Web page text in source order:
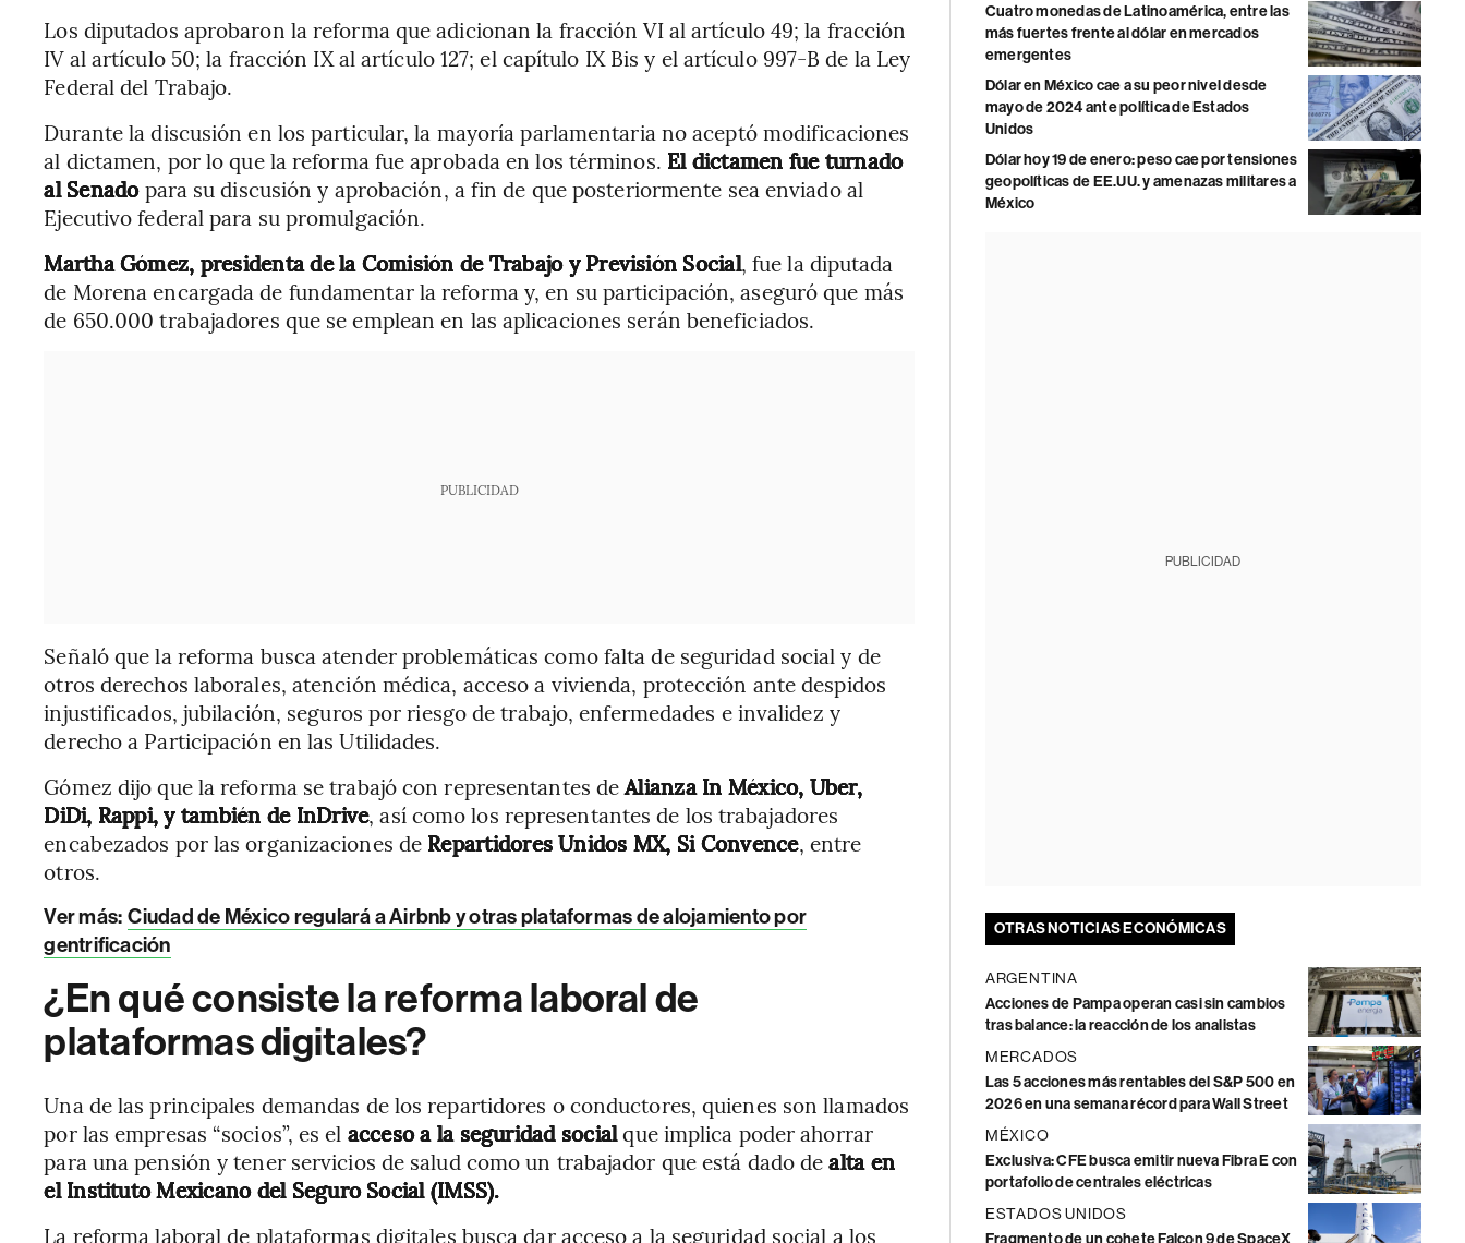
Los diputados aprobaron la reforma que adicionan la fracción VI al artículo 49; la fracción
IV al artículo 50; la fracción IX al artículo 127; el capítulo IX Bis y el artículo 997-B de la Ley
Federal del Trabajo.
Durante la discusión en los particular, la mayoría parlamentaria no aceptó modificaciones
al dictamen, por lo que la reforma fue aprobada en los términos. El dictamen fue turnado
al Senadopara su discusión y aprobación, a fin de que posteriormente sea enviado al
Ejecutivo federal para su promulgación.
Martha Gómez, presidenta de la Comisión de Trabajo y Previsión Social, fue la diputada
de Morena encargada de fundamentar la reforma y, en su participación, aseguró que más
de 650.000 trabajadores que se emplean en las aplicaciones serán beneficiados.
PUBLICIDAD
Señaló que la reforma busca atender problemáticas como falta de seguridad social y de
otros derechos laborales, atención médica, acceso a vivienda, protección ante despidos
injustificados, jubilación, seguros por riesgo de trabajo, enfermedades e invalidez y
derecho a Participación en las Utilidades.
Gómez dijo que la reforma se trabajó con representantes deAlianza In México, Uber,
DiDi, Rappi, y también de InDrive, así como los representantes de los trabajadores
encabezados por las organizaciones de Repartidores Unidos MX, Si Convence, entre
otros.
Ver más: Ciudad de México regulará a Airbnb y otras plataformas de alojamiento por
gentrificación
¿En qué consiste la reforma laboral de
plataformas digitales?
Una de las principales demandas de los repartidores o conductores, quienes son llamados
por las empresas “socios”, es el acceso a la seguridad socialque implica poder ahorrar
para una pensión y tener servicios de salud como un trabajador que está dado dealta en
el Instituto Mexicano del Seguro Social (IMSS).
La reforma laboral de plataformas digitales busca dar acceso a la seguridad social a los
Cuatro monedas de Latinoamérica, entre las
más fuertes frente al dólar en mercados
emergentes
Dólar en México cae a su peor nivel desde
mayo de 2024 ante política de Estados
Unidos
Dólar hoy 19 de enero: peso cae por tensiones
geopolíticas de EE.UU. y amenazas militares a
México
PUBLICIDAD
OTRAS NOTICIAS ECONÓMICAS
ARGENTINA
Acciones de Pampa operan casi sin cambios
tras balance: la reacción de los analistas
MERCADOS
Las 5 acciones más rentables del S&P 500 en
2026 en una semana récord para Wall Street
MÉXICO
Exclusiva: CFE busca emitir nueva Fibra E con
portafolio de centrales eléctricas
ESTADOS UNIDOS
Fragmento de un cohete Falcon 9 de SpaceX